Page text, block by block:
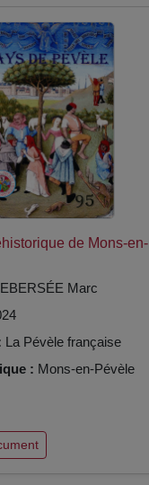
de Mons-en-
Marc
La Pévèle française
: Mons-en-Pévèle